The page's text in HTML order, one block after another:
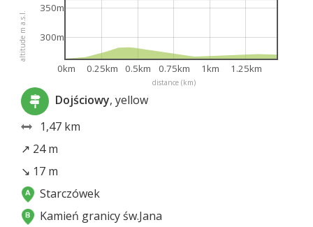
distance (km)
altitude m a.s.l.
0km 0.25km 0.5km 0.75km 1km 1.25km
300m
350m
Dojściowy, yellow
1,47 km
↗ 24 m
↘ 17 m
Starczówek
Kamień granicy św.Jana